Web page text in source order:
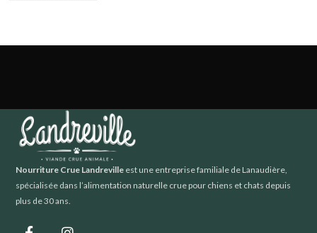
Nourriture Crue Landreville est une entreprise familiale de Lanaudière,
spécialisée dans l’alimentation naturelle crue pour chiens et chats depuis
plus de 30 ans.